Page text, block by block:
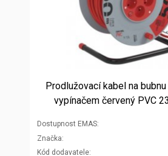
Prodlužovací kabel na
vypínačem červený PVC
Dostupnost EMAS
Značka
Kód dodavatele